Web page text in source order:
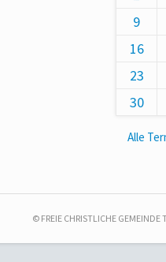
9
16
23
30
Alle
© FREIE CHRISTLICHE GEMEINDE